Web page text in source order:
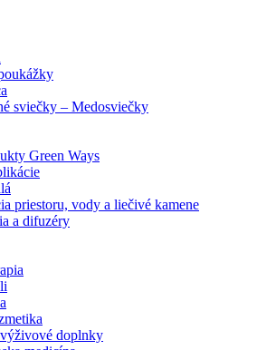
sviečky – Medosviečky
Green Ways
priestoru, vody a liečivé kamene
a difuzéry
výživové doplnky